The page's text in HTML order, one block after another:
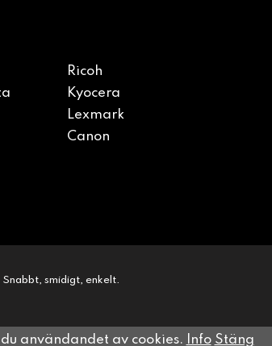
Ricoh
Kyocera
Lexmark
Canon
smidigt, enkelt.
användandet av cookies. Info Stäng